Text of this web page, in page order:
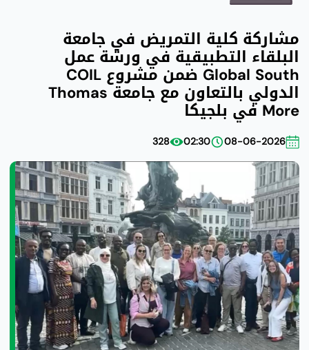
مشاركة كلية التمريض في جامعة
البلقاء التطبيقية في ورشة عمل
Global South ضمن مشروع COIL
الدولي بالتعاون مع جامعة Thomas
More في بلجيكا
08-06-2026
02:30
328